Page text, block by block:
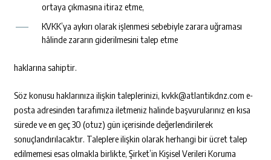
ortaya çıkmasına itiraz etme,
KVKK’ya aykırı olarak işlenmesi sebebiyle zarara uğraması
hâlinde zararın giderilmesini talep etme
haklarına sahiptir.
Söz konusu haklarınıza ilişkin taleplerinizi, kvkk@atlantikdnz.com e-
posta adresinden tarafımıza iletmeniz halinde başvurularınız en kısa
sürede ve en geç 30 (otuz) gün içerisinde değerlendirilerek
sonuçlandırılacaktır. Taleplere ilişkin olarak herhangi bir ücret talep
edilmemesi esas olmakla birlikte, Şirket’in Kişisel Verileri Koruma